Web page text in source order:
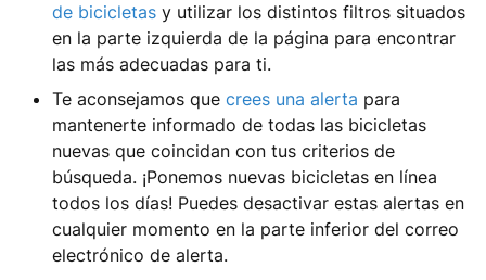
de bicicletas y utilizar los distintos filtros situados
en la parte izquierda de la página para encontrar
las más adecuadas para ti.
Te aconsejamos que crees una alerta para
mantenerte informado de todas las bicicletas
nuevas que coincidan con tus criterios de
búsqueda. ¡Ponemos nuevas bicicletas en línea
todos los días! Puedes desactivar estas alertas en
cualquier momento en la parte inferior del correo
electrónico de alerta.